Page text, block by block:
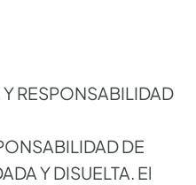
RESPONSABILIDAD
DE
Y DISUELTA. El